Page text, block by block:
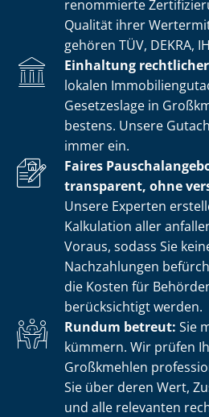
renommierte
Qualität ihrer
gehören TÜV, DEKRA,
Einhaltung
lokalen
Gesetzeslage in
bestens. Unsere
immer ein.
Faires
transparent, ohne
Unsere Experten
Kalkulation aller
Voraus, sodass Sie
Nachzahlungen
die Kosten für
berücksichtigt werden.
Rundum betreut: Sie
kümmern. Wir prüfen
Großkmehlen
Sie über deren Wert,
und alle relevanten